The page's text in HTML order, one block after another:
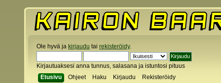
Ole hyvä ja kirjaudu tai rekisteröidy.
Kirjautuaksesi anna tunnus, salasana ja istuntosi pituus
Etusivu
Ohjeet Haku Kirjaudu Rekisteröidy